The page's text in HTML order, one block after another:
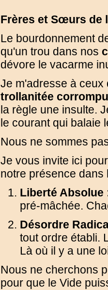
Frères et Sœurs de
Le bourdonnement
qu'un trou dans nos
dévore le vacarme
Je m'adresse à ceux
trollanitée
la règle une insulte.
le courant qui balaie
Nous ne sommes
Je vous invite ici
notre présence dans
Liberté Absolue
pré-mâchée.
Désordre
tout ordre établi.
Là où il y a une
Nous ne cherchons
pour que le Vide